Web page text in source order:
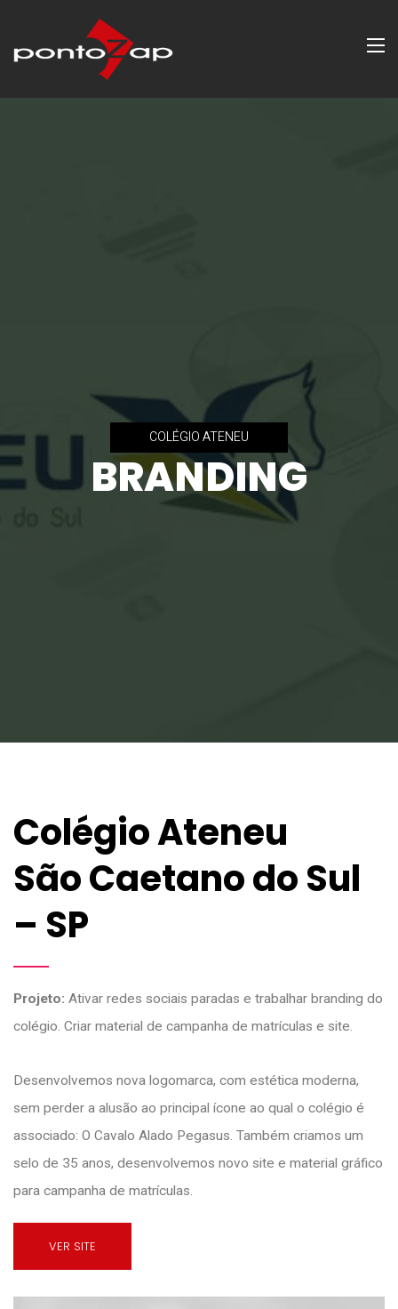
COLÉGIO ATENEU
BRANDING
Colégio Ateneu
São Caetano do Sul
– SP
Projeto: Ativar redes sociais paradas e trabalhar branding do
colégio. Criar material de campanha de matrículas e site.
Desenvolvemos nova logomarca, com estética moderna,
sem perder a alusão ao principal ícone ao qual o colégio é
associado: O Cavalo Alado Pegasus. Também criamos um
selo de 35 anos, desenvolvemos novo site e material gráfico
para campanha de matrículas.
VER SITE